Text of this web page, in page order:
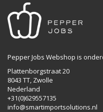
Pepper Jobs Webshop is
Plattenborgstraat 20
8043 TT, Zwolle
Nederland
+31(0)629557135
info@smartimportsolutions.nl